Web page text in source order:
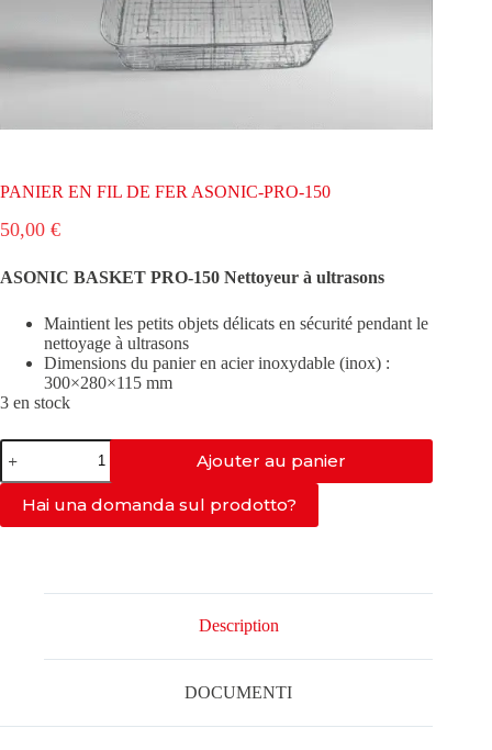
PANIER EN FIL DE FER ASONIC-PRO-150
50,00 €
ASONIC BASKET PRO-150 Nettoyeur à ultrasons
Maintient les petits objets délicats en sécurité pendant le
nettoyage à ultrasons
Dimensions du panier en acier inoxydable (inox) :
300×280×115 mm
3 en stock
quantité
de
PANIER
FIL
Ajouter au panier
Hai una domanda sul prodotto?
Description
DOCUMENTI